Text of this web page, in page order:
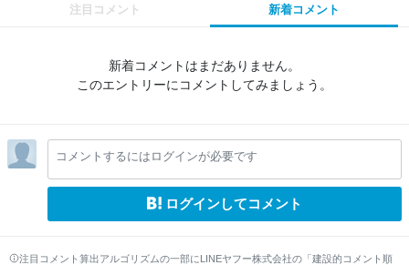
注目コメント 新着コメント
新着コメントはまだありません。
このエントリーにコメントしてみましょう。
コメントするにはログインが必要です
ログインしてコメント
注目コメント算出アルゴリズムの一部にLINEヤフー株式会社の「建設的コメント順